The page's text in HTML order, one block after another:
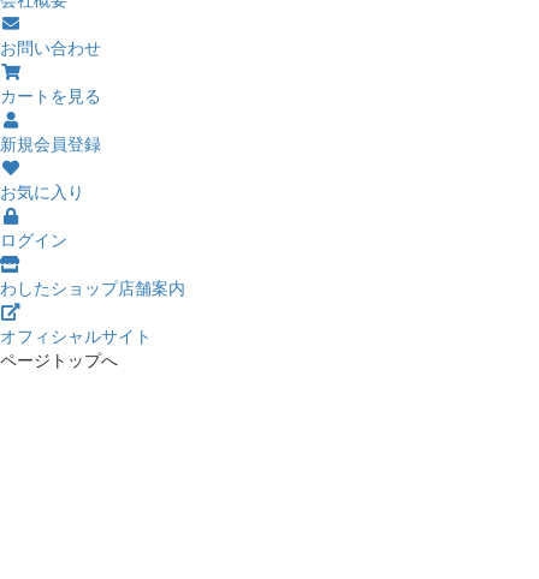
お問い合わせ
カートを見る
新規会員登録
お気に入り
ログイン
わしたショップ店舗案内
オフィシャルサイト
ページトップへ